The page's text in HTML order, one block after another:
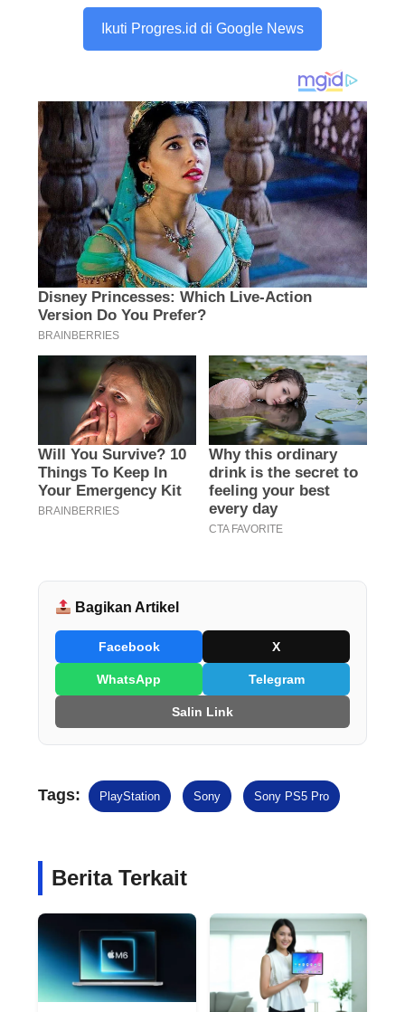
Ikuti Progres.id di Google News
Bagikan Artikel
Facebook X
WhatsApp Telegram
Salin Link
Tags: PlayStation Sony Sony PS5 Pro
Berita Terkait